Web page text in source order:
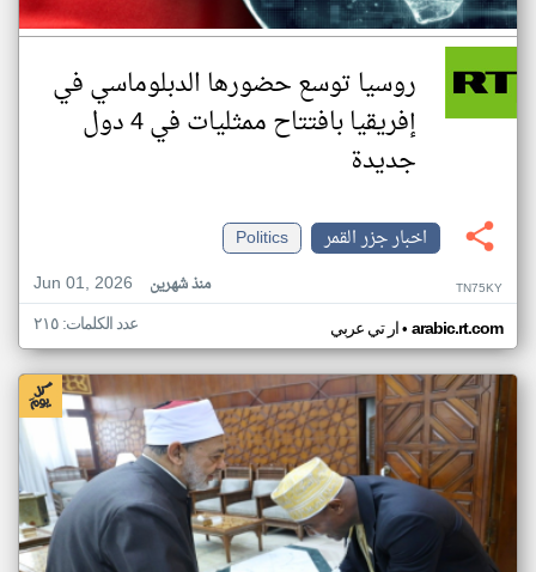
روسيا توسع حضورها الدبلوماسي في
إفريقيا بافتتاح ممثليات في 4 دول
جديدة
اخبار جزر القمر
Politics
Jun 01, 2026
منذ شهرين TN75KY
ار تي عربي• arabic.rt.com عدد الكلمات: ٢١٥